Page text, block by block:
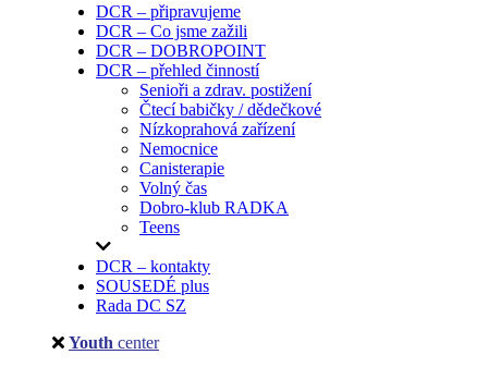
DCR – připravujeme
DCR – Co jsme zažili
DCR – DOBROPOINT
DCR – přehled činností
Senioři a zdrav. postižení
Čtecí babičky / dědečkové
Nízkoprahová zařízení
Nemocnice
Canisterapie
Volný čas
Dobro-klub RADKA
Teens
DCR – kontakty
SOUSEDÉ plus
Rada DC SZ
Youth center